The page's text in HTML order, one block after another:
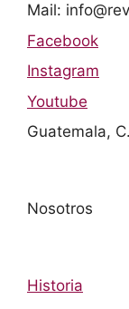
Mail:
Facebook
Instagram
Youtube
Guatemala,
Nosotros
Historia